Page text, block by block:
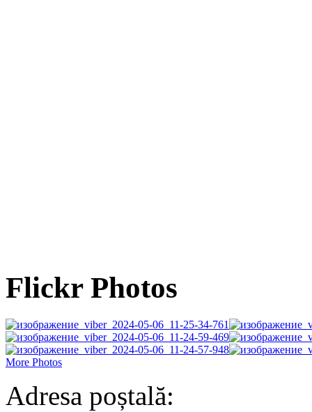
Flickr Photos
More Photos
Adresa poștală: